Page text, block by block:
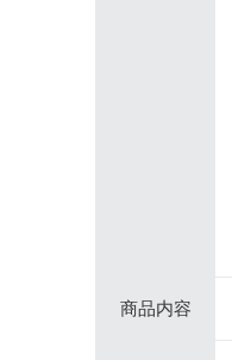
商品内容